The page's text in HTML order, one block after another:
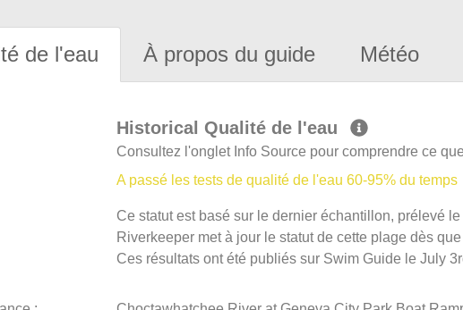
de l'eau À propos du guide Météo
Historical Qualité de l'eau
Consultez l'onglet Info Source pour comprendre ce
A passé les tests de qualité de l'eau 60-95% du temps
Ce statut est basé sur le dernier échantillon, prélevé
Riverkeeper met à jour le statut de cette plage dès
Ces résultats ont été publiés sur Swim Guide le July